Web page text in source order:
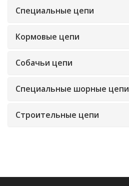
Специальные цепи
Кормовые цепи
Собачьи цепи
Специальные шорные цепи
Строительные цепи